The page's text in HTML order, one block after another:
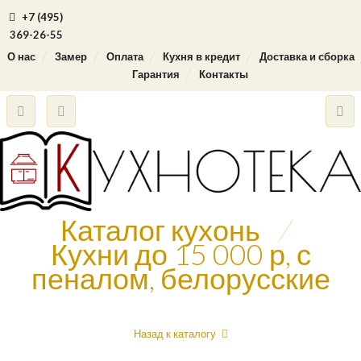
+7 (495)
369-26-55
О нас
Замер Оплата Кухня в кредит
Доставка и сборка
Гарантия
Контакты
Каталог кухонь /
Кухни до 15 000 р, с
пеналом, белорусские
Назад к каталогу